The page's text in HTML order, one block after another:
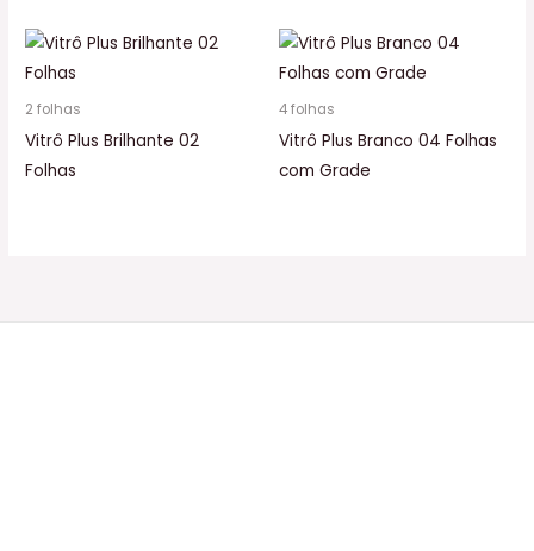
2 folhas
Vitrô Plus Brilhante 02
Folhas
4 folhas
Vitrô Plus Branco 04 Folhas
com Grade